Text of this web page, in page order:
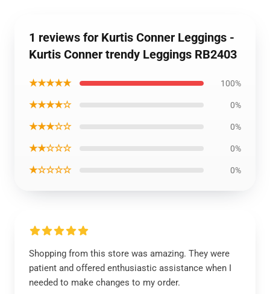
1 reviews for Kurtis Conner Leggings -
Kurtis Conner trendy Leggings RB2403
★★★★★ 100%
★★★★☆ 0%
★★★☆☆ 0%
★★☆☆☆ 0%
★☆☆☆☆ 0%
Shopping from this store was amazing. They were
patient and offered enthusiastic assistance when I
needed to make changes to my order.